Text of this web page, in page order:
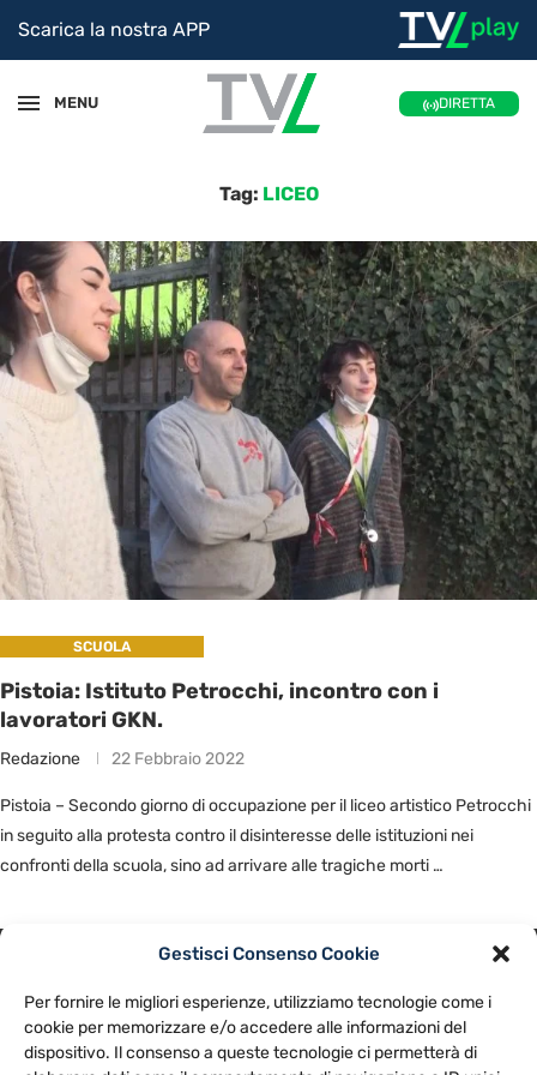
Gestisci Consenso Cookie
Per fornire le migliori esperienze, utilizziamo tecnologie come i
cookie per memorizzare e/o accedere alle informazioni del
dispositivo. Il consenso a queste tecnologie ci permetterà di
Scarica la nostra APP
MENU DIRETTA
Tag: LICEO
SCUOLA
Pistoia: Istituto Petrocchi, incontro con i
lavoratori GKN.
Redazione 22 Febbraio 2022
Pistoia – Secondo giorno di occupazione per il liceo artistico Petrocchi
in seguito alla protesta contro il disinteresse delle istituzioni nei
confronti della scuola, sino ad arrivare alle tragiche morti …
NOTE LEGALI
CONTATTACI PREFERENZE